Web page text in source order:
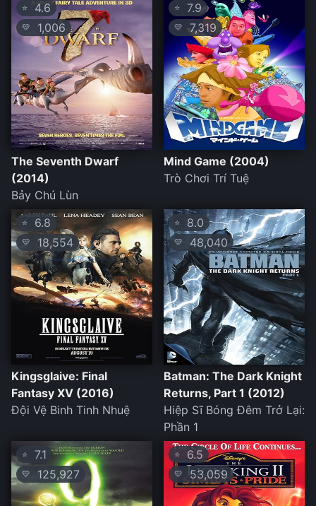
⭐ 4.6
💛 1,006
The Seventh Dwarf
(2014)
Bảy Chú Lùn
⭐ 7.9
💛 7,319
Mind Game (2004)
Trò Chơi Trí Tuệ
⭐ 6.8
💛 18,554
Kingsglaive: Final
Fantasy XV (2016)
Đội Vệ Binh Tinh Nhuệ
⭐ 8.0
💛 48,040
Batman: The Dark Knight
Returns, Part 1 (2012)
Hiệp Sĩ Bóng Đêm Trở Lại:
Phần 1
⭐ 7.1
💛 125,927
⭐ 6.5
💛 53,059